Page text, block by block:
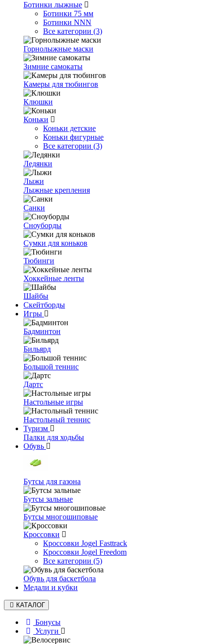
Ботинки лыжные
Ботинки 75 мм
Ботинки NNN
Все категории (3)
Горнолыжные маски
Зимние самокаты
Камеры для тюбингов
Клюшки
Коньки
Коньки детские
Коньки фигурные
Все категории (3)
Ледянки
Лыжи
Лыжные крепления
Санки
Сноуборды
Сумки для коньков
Тюбинги
Хоккейные ленты
Шайбы
Скейтборды
Игры
Бадминтон
Бильярд
Большой теннис
Дартс
Настольные игры
Настольный теннис
Туризм
Палки для ходьбы
Обувь
Бутсы для газона
Бутсы зальные
Бутсы многошиповые
Кроссовки
Кроссовки Jogel Fasttrack
Кроссовки Jogel Freedom
Все категории (5)
Обувь для баскетбола
Медали и кубки
КАТАЛОГ
Бонусы
Услуги